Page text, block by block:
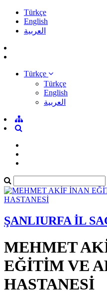
Türkçe
English
العربية
Türkçe
Türkçe
English
العربية
ŞANLIURFA İL
MEHMET
EĞİTİM VE
HASTANESİ